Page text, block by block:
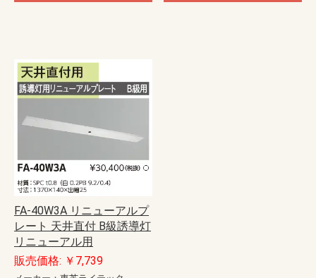
FA-40W3A リニューアルプ
レート 天井直付 B級誘導灯
リニューアル用
販売価格: ￥7,739